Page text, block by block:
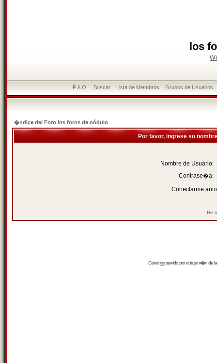
los
F.A.Q. Buscar Lista de Miembros Grupos de Usuarios
�ndice del Foro los foros de nódulo
Por favor, ingrese su
Nombre de Usuario:
Contrase�a:
Conectarme
He
Canalrssservido por eltrujam�nde